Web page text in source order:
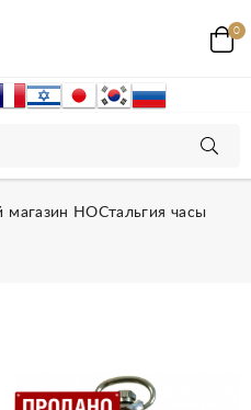
0
магазин НОСтальгия часы